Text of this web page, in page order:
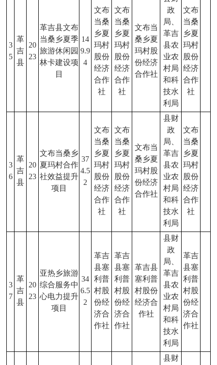
3
5
革
吉
县
20
23
革吉县文布
当桑乡夏季
旅游休闲园
林卡建设项
目
14
9.9
4
文布
当桑
乡夏
玛村
股份
经济
合作
社
文布
当桑
乡夏
玛村
股份
经济
合作
社
文布当
桑乡夏
玛村股
份经济
合作社
政
局、
革吉
县农
业农
村局
和科
技水
利局
文布
当桑
乡夏
玛村
股份
经济
合作
社
3
6
革
吉
县
20
23
文布当桑乡
夏玛村合作
社效益提升
项目
37
4.5
2
文布
当桑
乡夏
玛村
股份
经济
合作
社
文布
当桑
乡夏
玛村
股份
经济
合作
社
文布当
桑乡夏
玛村股
份经济
合作社
县财
政
局、
革吉
县农
业农
村局
和科
技水
利局
文布
当桑
乡夏
玛村
股份
经济
合作
社
3
7
革
吉
县
20
23
亚热乡旅游
综合服务中
心电力提升
项目
34
6.5
2
革吉
县塞
利普
村股
份经
济合
作社
革吉
县塞
利普
村股
份经
济合
作社
革吉县
塞利普
村股份
经济合
作社
县财
政
局、
革吉
县农
业农
村局
和科
技水
利局
革吉
县塞
利普
村股
份经
济合
作社
县财